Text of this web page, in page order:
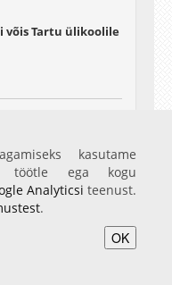
võis Tartu ülikoolile
kasutame
töötle ega kogu
Analyticsi teenust.
.
OK